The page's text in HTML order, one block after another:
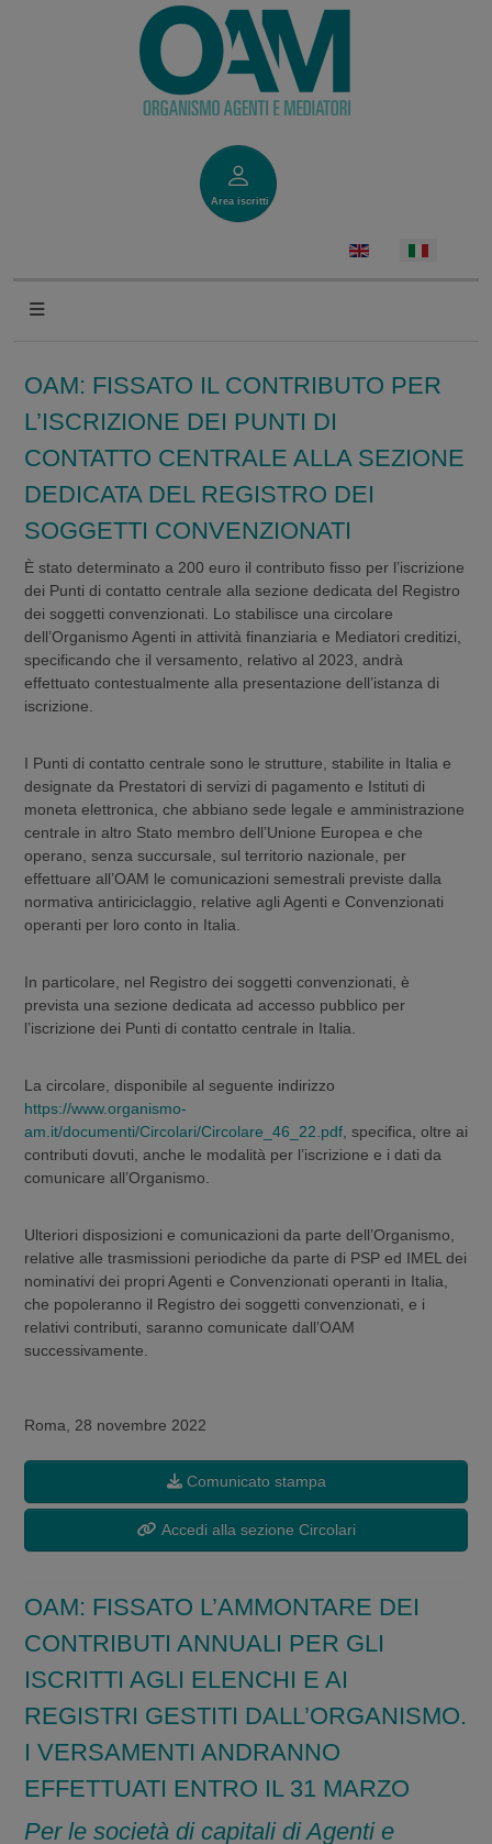
Area iscritti
OAM: FISSATO IL CONTRIBUTO PER
L’ISCRIZIONE DEI PUNTI DI
CONTATTO CENTRALE ALLA SEZIONE
DEDICATA DEL REGISTRO DEI
SOGGETTI CONVENZIONATI
È stato determinato a 200 euro il contributo fisso per l’iscrizione
dei Punti di contatto centrale alla sezione dedicata del Registro
dei soggetti convenzionati. Lo stabilisce una circolare
dell’Organismo Agenti in attività finanziaria e Mediatori creditizi,
specificando che il versamento, relativo al 2023, andrà
effettuato contestualmente alla presentazione dell’istanza di
iscrizione.
I Punti di contatto centrale sono le strutture, stabilite in Italia e
designate da Prestatori di servizi di pagamento e Istituti di
moneta elettronica, che abbiano sede legale e amministrazione
centrale in altro Stato membro dell’Unione Europea e che
operano, senza succursale, sul territorio nazionale, per
effettuare all’OAM le comunicazioni semestrali previste dalla
normativa antiriciclaggio, relative agli Agenti e Convenzionati
operanti per loro conto in Italia.
In particolare, nel Registro dei soggetti convenzionati, è
prevista una sezione dedicata ad accesso pubblico per
l’iscrizione dei Punti di contatto centrale in Italia.
La circolare, disponibile al seguente indirizzo
https://www.organismo-
am.it/documenti/Circolari/Circolare_46_22.pdf , specifica, oltre ai
contributi dovuti, anche le modalità per l’iscrizione e i dati da
comunicare all’Organismo.
Ulteriori disposizioni e comunicazioni da parte dell’Organismo,
relative alle trasmissioni periodiche da parte di PSP ed IMEL dei
nominativi dei propri Agenti e Convenzionati operanti in Italia,
che popoleranno il Registro dei soggetti convenzionati, e i
relativi contributi, saranno comunicate dall’OAM
successivamente.
Roma, 28 novembre 2022
Comunicato stampa
Accedi alla sezione Circolari
OAM: FISSATO L’AMMONTARE DEI
CONTRIBUTI ANNUALI PER GLI
ISCRITTI AGLI ELENCHI E AI
REGISTRI GESTITI DALL’ORGANISMO.
I VERSAMENTI ANDRANNO
EFFETTUATI ENTRO IL 31 MARZO
Per le società di capitali di Agenti e